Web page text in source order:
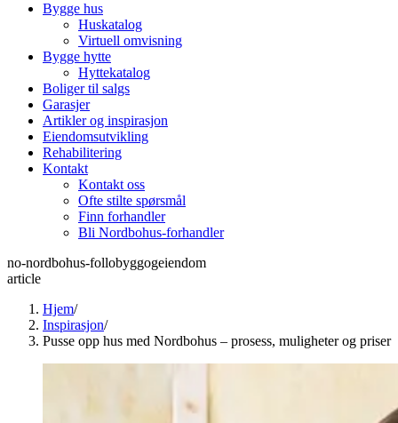
Bygge hus
Huskatalog
Virtuell omvisning
Bygge hytte
Hyttekatalog
Boliger til salgs
Garasjer
Artikler og inspirasjon
Eiendomsutvikling
Rehabilitering
Kontakt
Kontakt oss
Ofte stilte spørsmål
Finn forhandler
Bli Nordbohus-forhandler
no-nordbohus-follobyggogeiendom
article
Hjem/
Inspirasjon/
Pusse opp hus med Nordbohus – prosess, muligheter og priser